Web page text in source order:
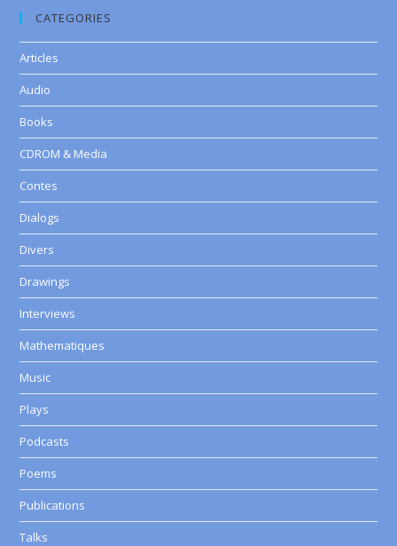
CATEGORIES
Articles
Audio
Books
CDROM & Media
Contes
Dialogs
Divers
Drawings
Interviews
Mathematiques
Music
Plays
Podcasts
Poems
Publications
Talks